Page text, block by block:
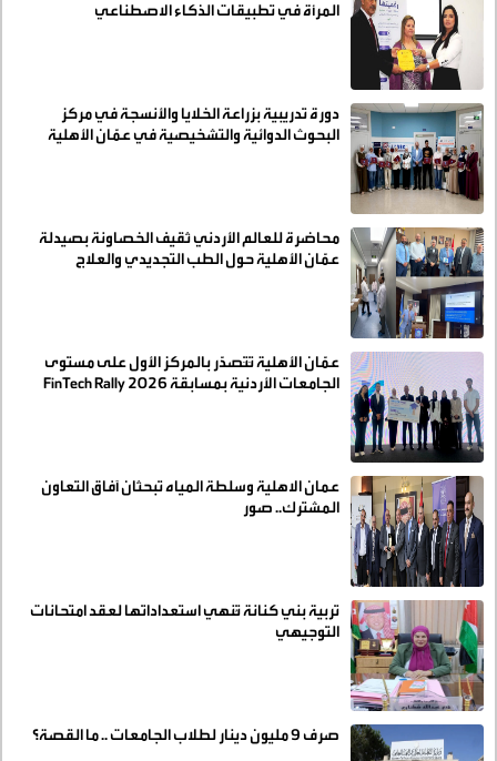
المرأة في تطبيقات الذكاء الاصطناعي
دورة تدريبية بزراعة الخلايا والأنسجة في مركز
البحوث الدوائية والتشخيصية في عمّان الأهلية
محاضرة للعالم الأردني ثقيف الخصاونة بصيدلة
عمّان الأهلية حول الطب التجديدي والعلاج
عمّان الأهلية تَتَصدّر بالمركز الأول على مستوى
الجامعات الأردنية بمسابقة FinTech Rally 2026
عمان الاهلية وسلطة المياه تبحثان آفاق التعاون
المشترك.. صور
تربية بني كنانة تُنهي استعداداتها لعقد امتحانات
التوجيهي
صرف 9 مليون دينار لطلاب الجامعات .. ما القصة؟